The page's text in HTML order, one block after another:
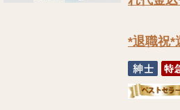
*退職祝*